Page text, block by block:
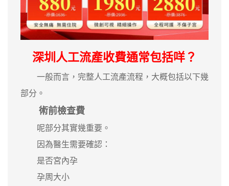
深圳人工流產收費通常包括咩？
一般而言，完整人工流產流程，大概包括以下幾
部分。
術前檢查費
呢部分其實幾重要。
因為醫生需要確認：
是否宮內孕
孕周大小